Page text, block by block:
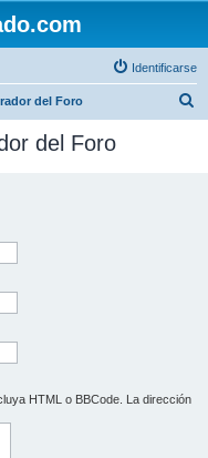
Identificarse
del Foro
del Foro
HTML o BBCode. La dirección